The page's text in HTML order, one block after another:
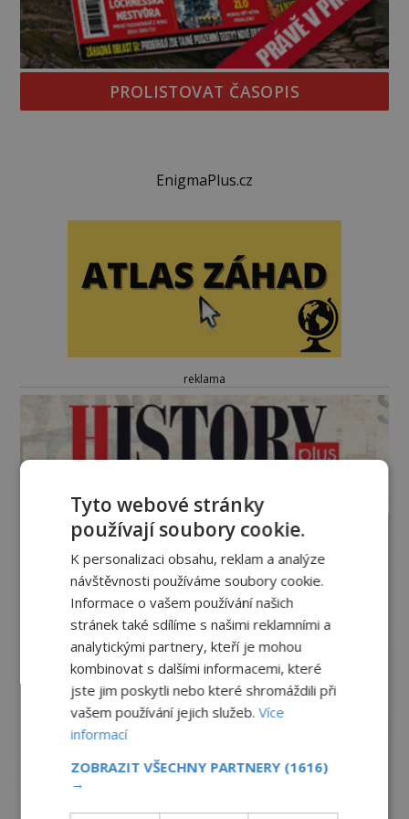
PROLISTOVAT ČASOPIS
EnigmaPlus.cz
reklama
Tyto webové stránky
používají soubory cookie.
K personalizaci obsahu, reklam a analýze
návštěvnosti používáme soubory cookie.
Informace o vašem používání našich
stránek také sdílíme s našimi reklamními a
analytickými partnery, kteří je mohou
kombinovat s dalšími informacemi, které
jste jim poskytli nebo které shromáždili při
vašem používání jejich služeb.Více
informací
ZOBRAZIT VŠECHNY PARTNERY (1616)
→